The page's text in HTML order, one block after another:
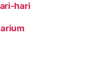
hari